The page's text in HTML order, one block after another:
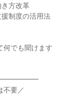
き方改革
援制度の活用法
何でも聞けます
不要／